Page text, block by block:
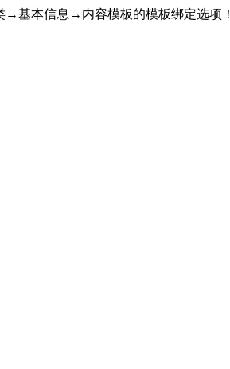
基本信息→内容模板的模板绑定选项！